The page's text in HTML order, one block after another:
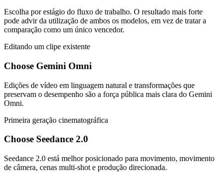
Escolha por estágio do fluxo de trabalho. O resultado mais forte
pode advir da utilização de ambos os modelos, em vez de tratar a
comparação como um único vencedor.
Editando um clipe existente
Choose Gemini Omni
Edições de vídeo em linguagem natural e transformações que
preservam o desempenho são a força pública mais clara do Gemini
Omni.
Primeira geração cinematográfica
Choose Seedance 2.0
Seedance 2.0 está melhor posicionado para movimento, movimento
de câmera, cenas multi-shot e produção direcionada.